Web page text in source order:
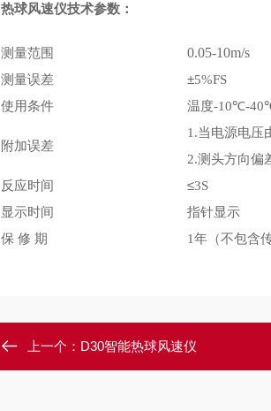
热球风速仪技术参数：
测量范围
0.05-10m/s
测量误差
±5%FS
使用条件 温度-10℃-40
附加误差
1.当电源电压
2.测头方向偏
反应时间
≤3S
显示时间
指针显示
保 修 期 1年（不包含
上一个： D30智能热球风速仪